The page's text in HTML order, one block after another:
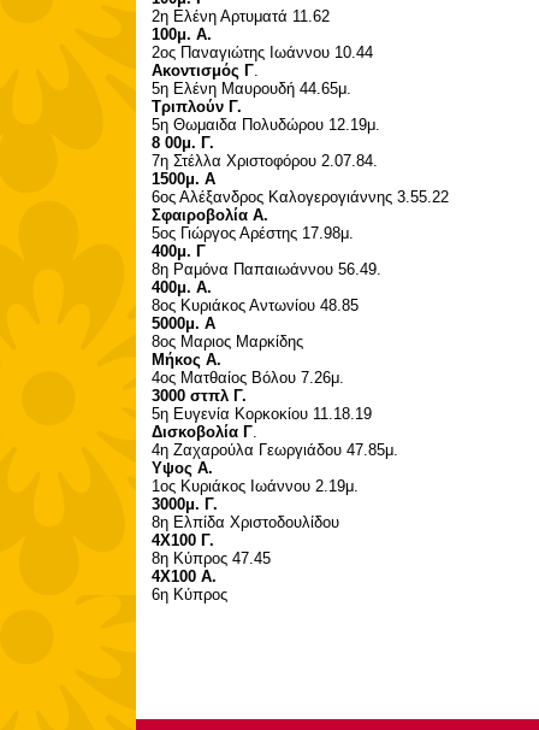
2η Ελένη Αρτυματά 11.62
100μ. Α.
2ος Παναγιώτης Ιωάννου 10.44
Ακοντισμός Γ.
5η Ελένη Μαυρουδή 44.65μ.
Τριπλούν Γ.
5η Θωμαιδα Πολυδώρου 12.19μ.
8 00μ. Γ.
7η Στέλλα Χριστοφόρου 2.07.84.
1500μ. Α
6ος Αλέξανδρος Καλογερογιάννης 3.55.22
Σφαιροβολία Α.
5ος Γιώργος Αρέστης 17.98μ.
400μ. Γ
8η Ραμόνα Παπαιωάννου 56.49.
400μ. Α.
8ος Κυριάκος Αντωνίου 48.85
5000μ. Α
8ος Μαριος Μαρκίδης
Μήκος Α.
4ος Ματθαίος Βόλου 7.26μ.
3000 στπλ Γ.
5η Ευγενία Κορκοκίου 11.18.19
Δισκοβολία Γ.
4η Ζαχαρούλα Γεωργιάδου 47.85μ.
Υψος Α.
1ος Κυριάκος Ιωάννου 2.19μ.
3000μ. Γ.
8η Ελπίδα Χριστοδουλίδου
4Χ100 Γ.
8η Κύπρος 47.45
4Χ100 Α.
6η Κύπρος